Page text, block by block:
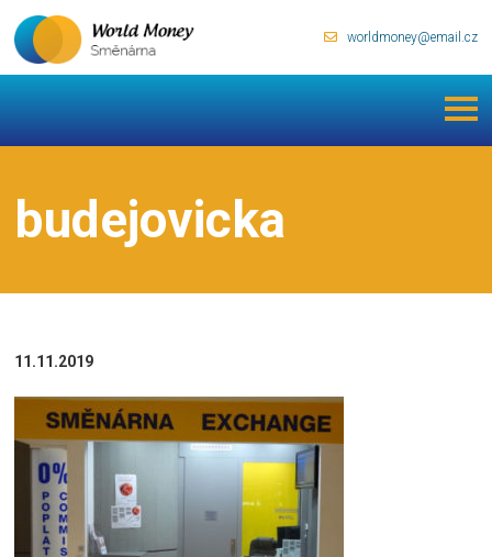
worldmoney@email.cz
budejovicka
11.11.2019